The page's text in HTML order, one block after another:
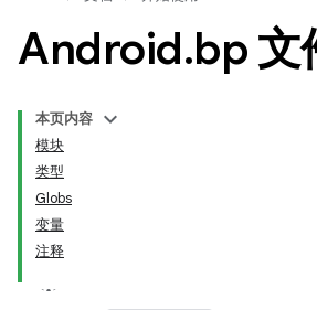
Android.bp 文
本页内容
模块
类型
Globs
变量
注释